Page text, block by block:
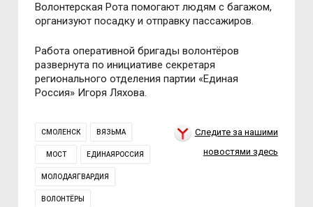
Волонтерская Рота помогают людям с багажом,
организуют посадку и отправку пассажиров.
Работа оперативной бригады волонтёров
развернута по инициативе секретаря
регионального отделения партии «Единая
Россия» Игоря Ляхова.
СМОЛЕНСК ВЯЗЬМА
МОСТ ЕДИНАЯРОССИЯ
МОЛОДАЯГВАРДИЯ
ВОЛОНТЁРЫ
Следите за нашими
новостями здесь